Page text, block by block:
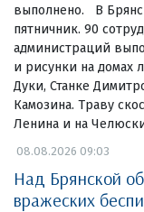
выполнено. В
пятничник. 90
администраций
и рисунки на домах
Дуки, Станке
Камозина. Траву
Ленина и на
08.08.2026 09:03
Над Брянской
вражеских